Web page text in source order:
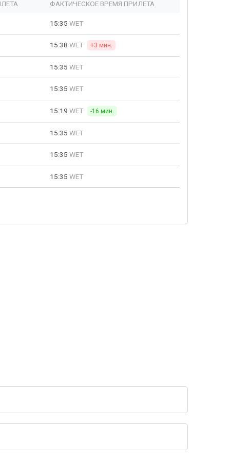
ФАКТИЧЕСКОЕ ВРЕМЯ ПРИЛЕТА
15:35 WET
15:38 WET +3 мин.
15:35 WET
15:35 WET
15:19 WET -16 мин.
15:35 WET
15:35 WET
15:35 WET